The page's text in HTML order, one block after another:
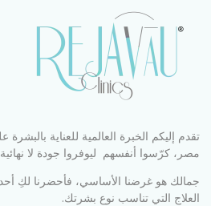
تقدم إليكم الخبرة العالمية للعناية
مصر، كرّسوا أنفسهم ليوفروا جودة لا نهائية
جمالك هو غرضنا الأساسي، فأحضرنا لكِ
العلاج التي تناسب نوع بشرتك.